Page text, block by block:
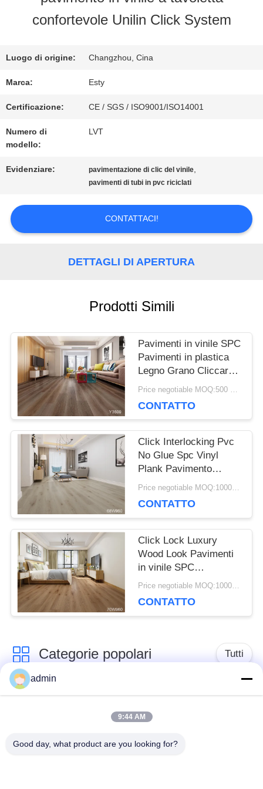
VISITA
ALLA
FABBRICA
QUALITÀ
CASI
CHIEDI UN
PREVENTIVO
MAPPA
DEL
SITO
POLITICA
SULLA
PRIVACY
confortevole Unilin Click System
Luogo di origine: Changzhou, Cina
Marca: Esty
Certificazione: CE / SGS / ISO9001/ISO14001
Numero di
modello:
LVT
Evidenziare: pavimentazione di clic del vinile,
pavimenti di tubi in pvc riciclati
CONTATTACI!
DETTAGLI DI APERTURA
Prodotti Simili
Pavimenti in vinile SPC
Pavimenti in plastica
Legno Grano Cliccare
assi 2mm 3mm
Price negotiable MOQ:500 metri quadrati
CONTATTO
Click Interlocking Pvc
No Glue Spc Vinyl
Plank Pavimento
Ambientale
Price negotiable MOQ:1000 metri quadrati
CONTATTO
Click Lock Luxury
Wood Look Pavimenti
in vinile SPC
Commercial Luxury
Price negotiable MOQ:1000 metri quadrati
CONTATTO
Categorie popolari Tutti
pavimentazione di
lusso delle mattonelle
admin
9:44 AM
Good day, what product are you looking for?